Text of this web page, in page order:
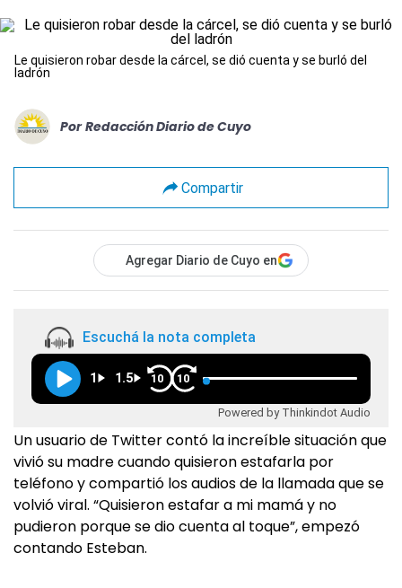
Le quisieron robar desde la cárcel, se dió cuenta y se burló del
ladrón
Por Redacción Diario de Cuyo
Compartir
Agregar Diario de Cuyo en
Escuchá la nota completa
1 1.5 10 10
Powered by Thinkindot Audio
Un usuario de Twitter contó la increíble situación que
vivió su madre cuando quisieron estafarla por
teléfono y compartió los audios de la llamada que se
volvió viral. “Quisieron estafar a mi mamá y no
pudieron porque se dio cuenta al toque”, empezó
contando Esteban.